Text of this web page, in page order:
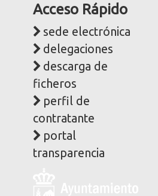
Acceso Rápido
sede electrónica
delegaciones
descarga de
ficheros
perfil de
contratante
portal
transparencia